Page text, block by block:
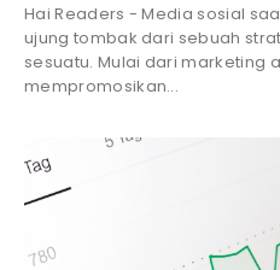
Hai Readers - Media sosial
ujung tombak dari sebuah
sesuatu. Mulai dari marketing
mempromosikan...